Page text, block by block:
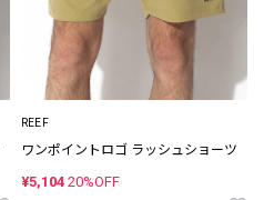
REEF
ワンポイントロゴ ラッシュショーツ
¥5,104 20%OFF